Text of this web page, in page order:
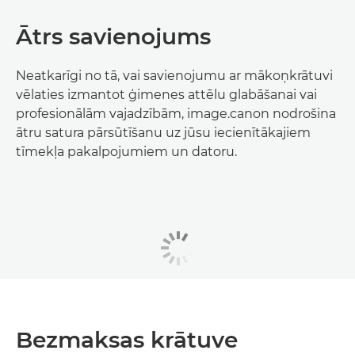
Ātrs savienojums
Neatkarīgi no tā, vai savienojumu ar mākoņkrātuvi
vēlaties izmantot ģimenes attēlu glabāšanai vai
profesionālām vajadzībām, image.canon nodrošina
ātru satura pārsūtīšanu uz jūsu iecienītākajiem
tīmekļa pakalpojumiem un datoru.
Bezmaksas krātuve